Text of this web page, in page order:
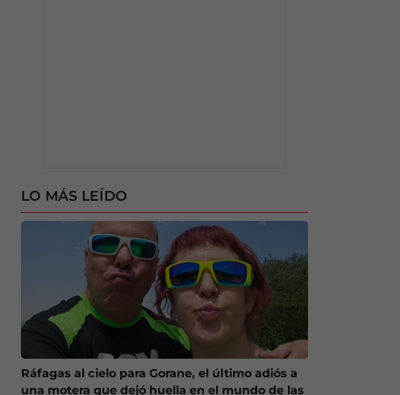
LO MÁS LEÍDO
Ráfagas al cielo para Gorane, el último adiós a
una motera que dejó huella en el mundo de las